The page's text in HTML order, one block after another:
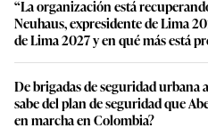
“La organización está
Neuhaus, expresidente de Lima
de Lima 2027 y en qué más está
De brigadas de seguridad urbana
sabe del plan de seguridad que
en marcha en Colombia?